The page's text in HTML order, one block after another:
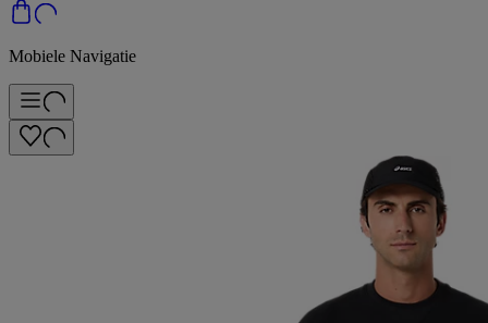
Mobiele Navigatie